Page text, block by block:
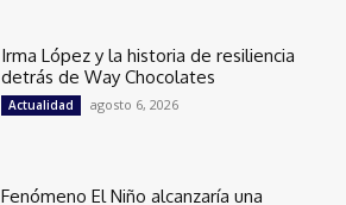
Irma López y la historia de resiliencia
detrás de Way Chocolates
Actualidad agosto 6, 2026
Fenómeno El Niño alcanzaría una